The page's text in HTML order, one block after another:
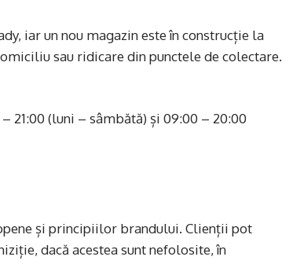
iar un nou magazin este în construcție la
sau ridicare din punctele de colectare.
21:00 (luni – sâmbătă) și 09:00 – 20:00
și principiilor brandului. Clienții pot
dacă acestea sunt nefolosite, în